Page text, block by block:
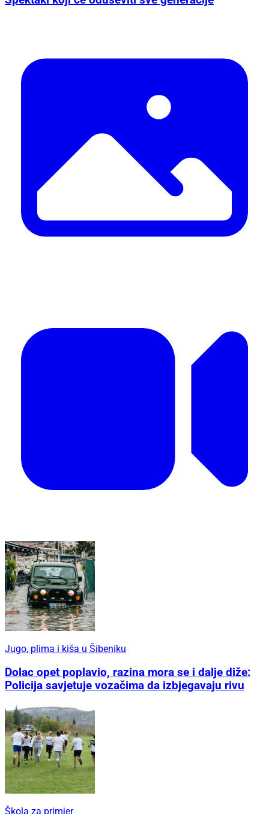
Jugo, plima i kiša u Šibeniku
Dolac opet poplavio, razina mora se i dalje diže:
Policija savjetuje vozačima da izbjegavaju rivu
Škola za primjer